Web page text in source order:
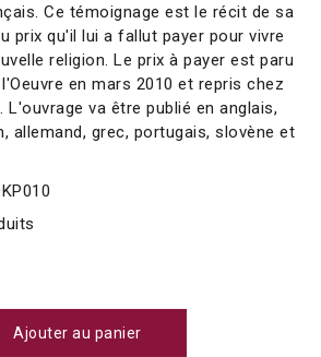
Ce témoignage est le récit de sa
prix qu'il lui a fallut payer pour vivre
religion. Le prix à payer est paru
en mars 2010 et repris chez
L'ouvrage va être publié en anglais,
allemand, grec, portugais, slovène et
Ajouter au panier